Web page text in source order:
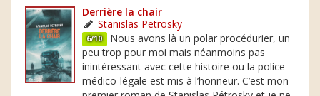
Derrière la chair
Stanislas Petrosky
6/10 Nous avons là un polar procédurier, un
peu trop pour moi mais néanmoins pas
inintéressant avec cette histoire ou la police
médico-légale est mis à l’honneur. C’est mon